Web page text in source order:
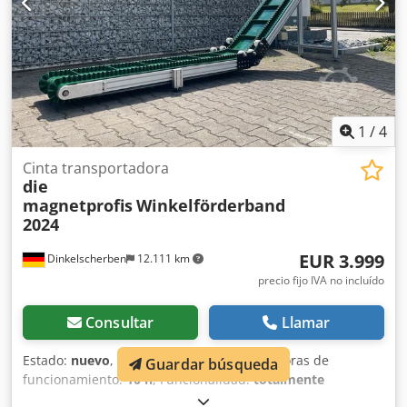
1 /4
Dinkelscherben 12.111 km
Cinta transportadora
die
magnetprofisWinkelförderband
2024
EUR 3.999
precio fijo IVA no incluído
Consultar Llamar
Estado: nuevo, Año de fabricación:2024, horas de
funcionamiento:10 h, Funcionalidad:totalmente
, número de máquina/vehículo:
Guardar búsqueda